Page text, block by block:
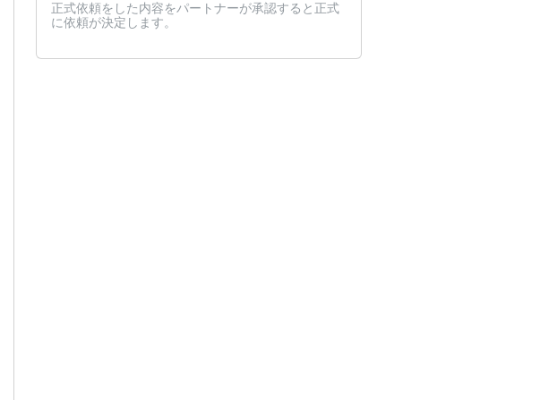
正式依頼をした内容をパートナーが承認すると正式
に依頼が決定します。